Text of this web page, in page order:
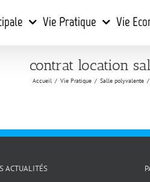
Vie Pratique Vie
contrat location
Accueil / Vie Pratique / Salle polyvalente /
ACTUALITÉS